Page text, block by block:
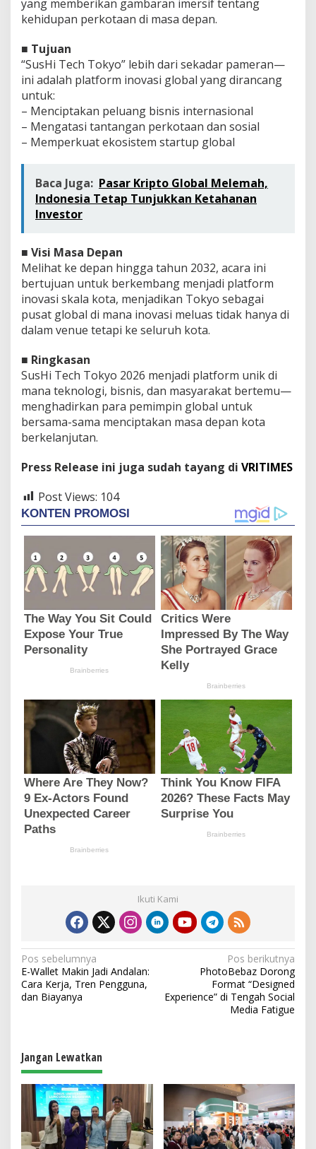
yang memberikan gambaran imersif tentang
kehidupan perkotaan di masa depan.
■ Tujuan
“SusHi Tech Tokyo” lebih dari sekadar pameran—
ini adalah platform inovasi global yang dirancang
untuk:
– Menciptakan peluang bisnis internasional
– Mengatasi tantangan perkotaan dan sosial
– Memperkuat ekosistem startup global
Baca Juga: Pasar Kripto Global Melemah,
Indonesia Tetap Tunjukkan Ketahanan
Investor
■ Visi Masa Depan
Melihat ke depan hingga tahun 2032, acara ini
bertujuan untuk berkembang menjadi platform
inovasi skala kota, menjadikan Tokyo sebagai
pusat global di mana inovasi meluas tidak hanya di
dalam venue tetapi ke seluruh kota.
■ Ringkasan
SusHi Tech Tokyo 2026 menjadi platform unik di
mana teknologi, bisnis, dan masyarakat bertemu—
menghadirkan para pemimpin global untuk
bersama-sama menciptakan masa depan kota
berkelanjutan.
Press Release ini juga sudah tayang di VRITIMES
Post Views: 104
Ikuti Kami
N
a
v
a
s
o
Pos sebelumnya
E-Wallet Makin Jadi Andalan:
Cara Kerja, Tren Pengguna,
dan Biayanya
Pos berikutnya
PhotoBebaz Dorong
Format “Designed
Experience” di Tengah Social
Media Fatigue
Jangan Lewatkan